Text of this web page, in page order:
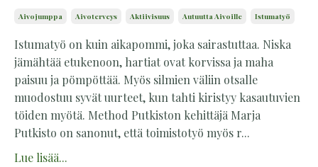
Aivojumppa Aivoterveys Aktiivisuus Autuutta Aivoille Istumatyö
Istumatyö on kuin aikapommi, joka sairastuttaa. Niska
jämähtää etukenoon, hartiat ovat korvissa ja maha
paisuu ja pömpöttää. Myös silmien väliin otsalle
muodostuu syvät uurteet, kun tahti kiristyy kasautuvien
töiden myötä. Method Putkiston kehittäjä Marja
Putkisto on sanonut, että toimistotyö myös r...
Lue lisää...